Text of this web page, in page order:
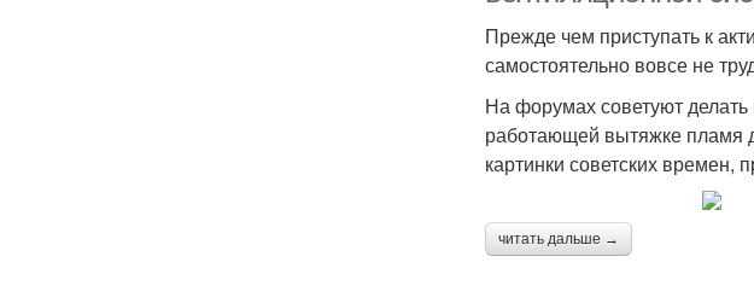
Прежде чем приступать к
самостоятельно вовсе не
На форумах советуют
работающей вытяжке пламя
картинки советских времен,
читать дальше →